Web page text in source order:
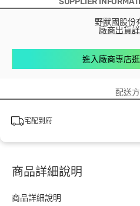
野獸國股份
廠商出貨
進入廠商專店
配送
宅配到府
商品詳細說明
商品詳細說明